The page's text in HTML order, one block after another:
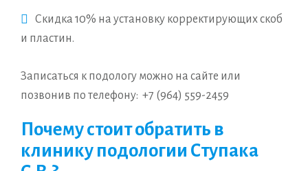
Скидка 10% на установку корректирующих скоб
и пластин.
Записаться к подологу можно на сайте или
позвонив по телефону: +7 (964) 559-2459
Почему стоит обратить в
клинику подологии Ступака